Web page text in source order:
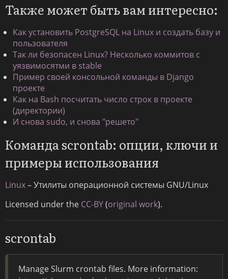
Также может быть вам интересно:
Как установить PostgreSQL на Linux и создать базу и
пользователя
Так ли безопасен Linux? Несколько коммитов с
уязвимосятми в stable
Пример своей консольной команды в Django
проекте
Как на Bash посчитать число строк в проекте
(директории)
И снова sudo, и снова "решето"
Команда scrontab: опции, ключи и
примеры использования
Linux– Утилиты операционной системы GNU/Linux
Licensed under the CC-BY(original work).
scrontab
Manage Slurm crontab files. More information: